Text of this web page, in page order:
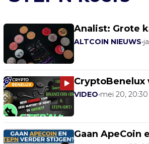
Analist: Grote
ALTCOIN NIEUWS•
CryptoBenelux
VIDEO•mei 20, 20:30
Gaan ApeCoin